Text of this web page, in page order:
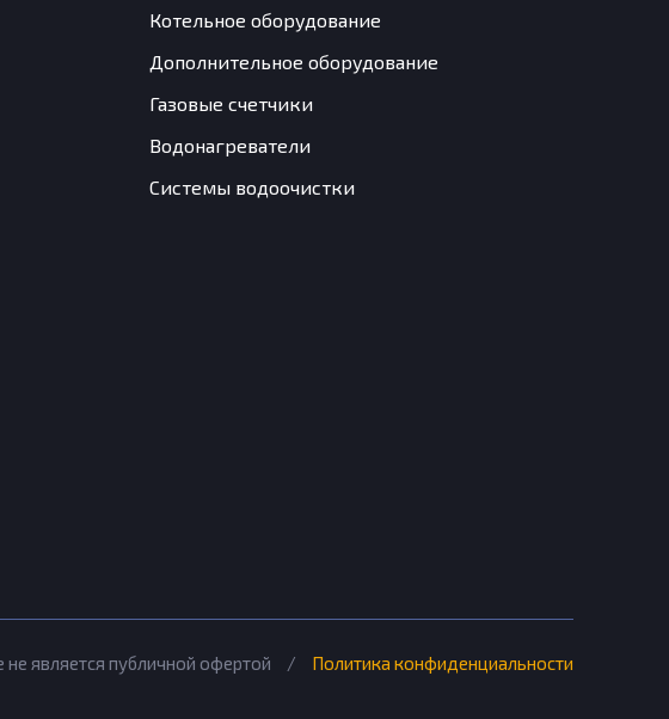
Котельное оборудование
Дополнительное оборудование
Газовые счетчики
Водонагреватели
Системы водоочистки
является публичной офертой / Политика конфиденциальности